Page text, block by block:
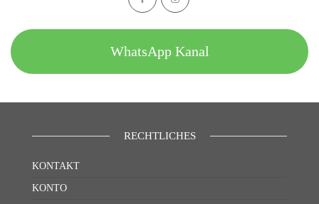
WhatsApp Kanal
RECHTLICHES
KONTAKT
KONTO